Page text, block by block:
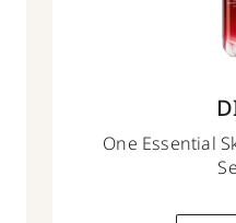
One Essential